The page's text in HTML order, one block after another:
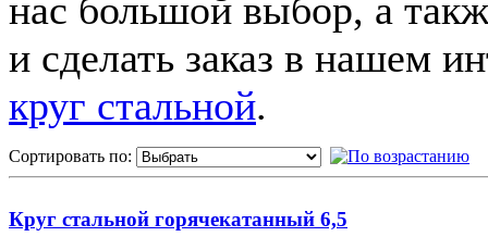
нас большой выбор, а
и сделать заказ в нашем
круг стальной.
Сортировать по:
Круг стальной горячекатанный 6,5